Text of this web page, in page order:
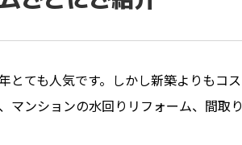
とても人気です。しかし新築よりもコス
マンションの水回りリフォーム、間取り